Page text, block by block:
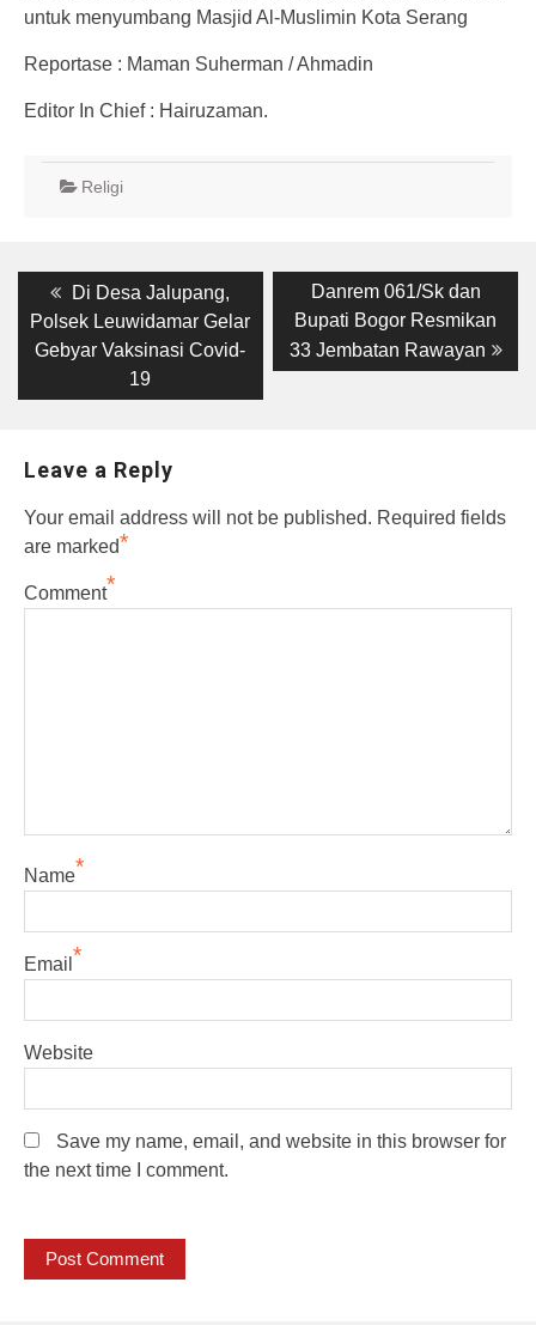
untuk menyumbang Masjid Al-Muslimin Kota Serang
Reportase : Maman Suherman / Ahmadin
Editor In Chief : Hairuzaman.
Religi
Post
navigation
Previous
post:
Di Desa Jalupang,
Polsek Leuwidamar Gelar
Gebyar Vaksinasi Covid-
19
Next
post:
Danrem 061/Sk dan
Bupati Bogor Resmikan
33 Jembatan Rawayan
Leave a Reply
Your email address will not be published. Required fields
are marked*
Comment*
Name*
Email *
Website
Save my name, email, and website in this browser for
the next time I comment.